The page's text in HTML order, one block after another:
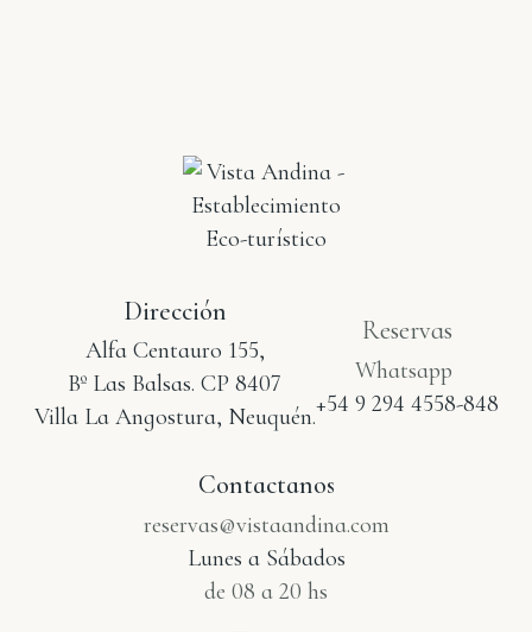
Dirección
Alfa Centauro 155,
Bº Las Balsas. CP 8407
Villa La Angostura, Neuquén.
Reservas
Whatsapp
+54 9 294 4558-848
Contactanos
reservas@vistaandina.com
Lunes a Sábados
de 08 a 20 hs